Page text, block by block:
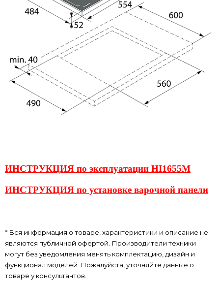
ИНСТРУКЦИЯ по эксплуатации HI1655M
ИНСТРУКЦИЯ по установке варочной панели
* Вся информация о товаре, характеристики и описание не
являются публичной офертой. Производители техники
могут без уведомления менять комплектацию, дизайн и
функционал моделей. Пожалуйста, уточняйте данные о
товаре у консультантов.